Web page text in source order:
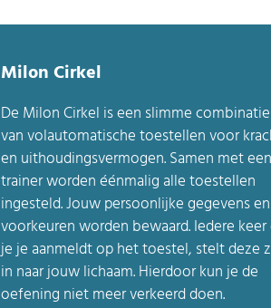
Milon Cirkel
De Milon Cirkel is een slimme combinatie
van volautomatische toestellen voor
en uithoudingsvermogen. Samen met een
trainer worden éénmalig alle toestellen
ingesteld. Jouw persoonlijke gegevens en
voorkeuren worden bewaard. Iedere keer
je je aanmeldt op het toestel, stelt deze
in naar jouw lichaam. Hierdoor kun je de
oefening niet meer verkeerd doen.